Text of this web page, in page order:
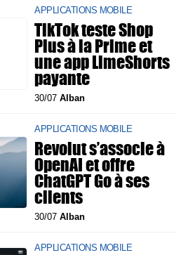
APPLICATIONS MOBILE
TikTok teste Shop
Plus à la Prime et
une app LimeShorts
payante
30/07Alban
APPLICATIONS MOBILE
Revolut s’associe à
OpenAI et offre
ChatGPT Go à ses
clients
30/07Alban
APPLICATIONS MOBILE